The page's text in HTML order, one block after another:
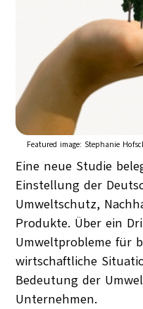
Featured image: Stephanie
Eine neue Studie
Einstellung der
Umweltschutz,
Produkte. Über ein
Umweltprobleme für
wirtschaftliche
Bedeutung der
Unternehmen.